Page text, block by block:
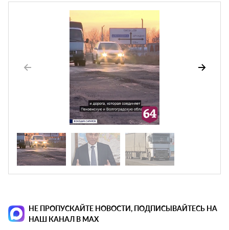
НЕ ПРОПУСКАЙТЕ НОВОСТИ, ПОДПИСЫВАЙТЕСЬ НА
НАШ КАНАЛ В MAX